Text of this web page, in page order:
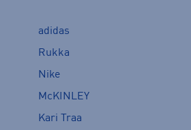
adidas
Rukka
Nike
McKINLEY
Kari Traa